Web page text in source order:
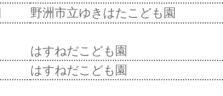
野洲市立ゆきはたこども園
はすねだこども園
はすねだこども園